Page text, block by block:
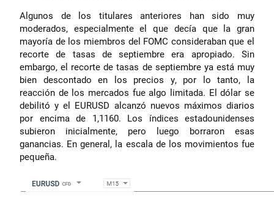
Algunos de los titulares anteriores han sido muy
moderados, especialmente el que decía que la gran
mayoría de los miembros del FOMC consideraban que el
recorte de tasas de septiembre era apropiado. Sin
embargo, el recorte de tasas de septiembre ya está muy
bien descontado en los precios y, por lo tanto, la
reacción de los mercados fue algo limitada. El dólar se
debilitó y el EURUSD alcanzó nuevos máximos diarios
por encima de 1,1160. Los índices estadounidenses
subieron inicialmente, pero luego borraron esas
ganancias. En general, la escala de los movimientos fue
pequeña.